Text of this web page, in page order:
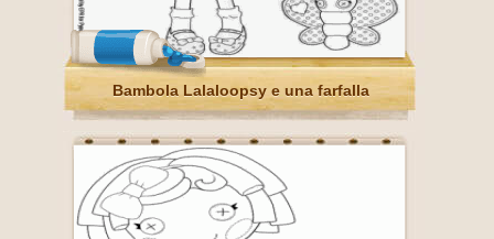
Bambola Lalaloopsy e una farfalla